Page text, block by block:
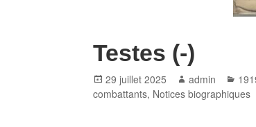
Testes (-)
Posted
on
29 juillet 2025 Author
admin
combattants, Notices biographiques